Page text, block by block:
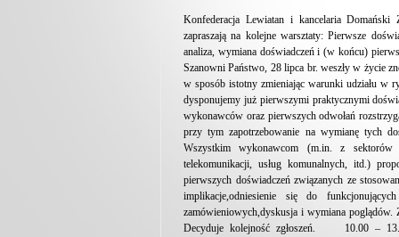
Konfederacja Lewiatan i kancelaria
zapraszają na kolejne warsztaty: Pierwsze
analiza, wymiana doświadczeń i (w końcu)
Szanowni Państwo, 28 lipca br. weszły w życie
w sposób istotny zmieniając warunki udziału w
dysponujemy już pierwszymi praktycznymi
wykonawców oraz pierwszych odwołań
przy tym zapotrzebowanie na wymianę tych
Wszystkim wykonawcom (m.in. z sektorów
telekomunikacji, usług komunalnych, itd.)
pierwszych doświadczeń związanych ze
implikacje,odniesienie się do
zamówieniowych,dyskusja i wymiana poglądów.
Decyduje kolejność zgłoszeń. 10.00 –